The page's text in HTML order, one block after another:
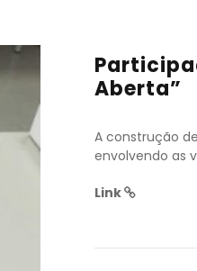
Aberta”
A construção
envolvendo as
Link